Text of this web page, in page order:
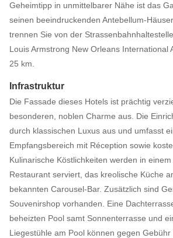
Geheimtipp in unmittelbarer Nähe ist das
seinen beeindruckenden Antebellum-
trennen Sie von der
Louis Armstrong New Orleans International
25 km.
Infrastruktur
Die Fassade dieses Hotels ist prächtig
besonderen, noblen Charme aus. Die
durch klassischen Luxus aus und umfasst
Empfangsbereich mit Réception sowie
Kulinarische Köstlichkeiten werden in
Restaurant serviert, das kreolische Küche
bekannten Carousel-Bar. Zusätzlich sind
Souvenirshop vorhanden. Eine
beheizten Pool samt Sonnenterrasse und
Liegestühle am Pool können gegen